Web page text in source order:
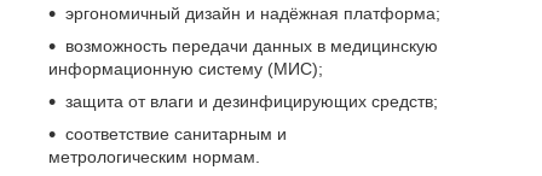
эргономичный дизайн и надёжная платформа;
возможность передачи данных в медицинскую
информационную систему (МИС);
защита от влаги и дезинфицирующих средств;
соответствие санитарным и
метрологическим нормам.